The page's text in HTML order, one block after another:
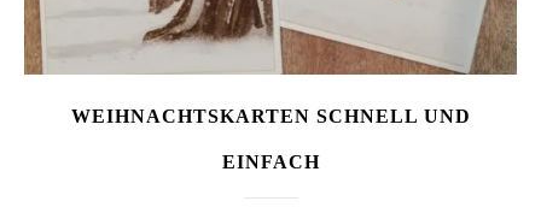
WEIHNACHTSKARTEN SCHNELL UND
EINFACH